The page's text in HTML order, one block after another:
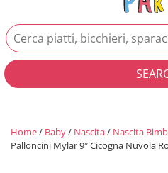
Home/ Baby/ Nascita/ Nascita
Palloncini Mylar 9″ Cicogna Nuvola